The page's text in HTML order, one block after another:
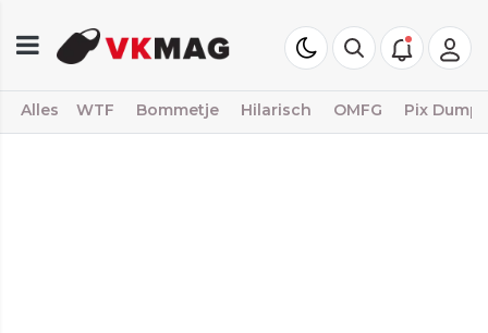
Alles WTF Bommetje Hilarisch OMFG Pix Dump